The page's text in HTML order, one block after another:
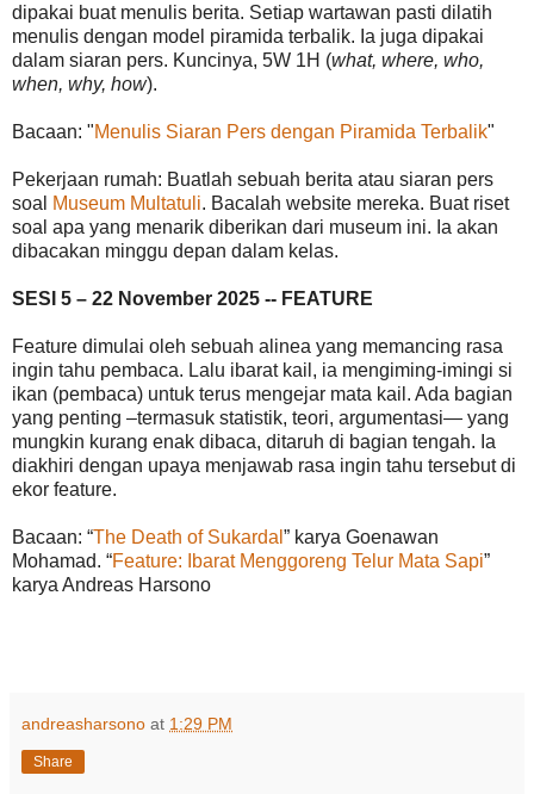
dipakai buat menulis berita. Setiap wartawan pasti dilatih
menulis dengan model piramida terbalik. Ia juga dipakai
dalam siaran pers. Kuncinya, 5W 1H (what, where, who,
when, why, how).
Bacaan: "Menulis Siaran Pers dengan Piramida Terbalik"
Pekerjaan rumah: Buatlah sebuah berita atau siaran pers
soal
Museum Multatuli. Bacalah website mereka. Buat riset
soal apa yang menarik diberikan dari museum ini. Ia akan
dibacakan minggu depan dalam kelas.
SESI 5 – 22 November 2025 -- FEATURE
Feature dimulai oleh sebuah alinea yang memancing rasa
ingin tahu pembaca. Lalu ibarat kail, ia mengiming-imingi si
ikan (pembaca) untuk terus mengejar mata kail. Ada bagian
yang penting –termasuk statistik, teori, argumentasi— yang
mungkin kurang enak dibaca, ditaruh di bagian tengah. Ia
diakhiri dengan upaya menjawab rasa ingin tahu tersebut di
ekor feature.
Bacaan: “The Death of Sukardal ” karya Goenawan
Mohamad. “Feature: Ibarat Menggoreng Telur Mata Sapi”
karya Andreas Harsono
andreasharsono at 1:29 PM
Share